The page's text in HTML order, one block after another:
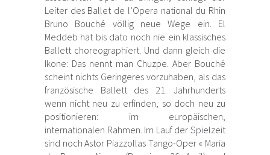
Leiter des Ballet de l’Opera national du Rhin
Bruno Bouché völlig neue Wege ein. El
Meddeb hat bis dato noch nie ein klassisches
Ballett choreographiert. Und dann gleich die
Ikone: Das nennt man Chuzpe. Aber Bouché
scheint nichts Geringeres vorzuhaben, als das
französische Ballett des 21. Jahrhunderts
wenn nicht neu zu erfinden, so doch neu zu
positionieren: im europäischen,
internationalen Rahmen. Im Lauf der Spielzeit
sind noch Astor Piazzollas Tango-Oper « Maria